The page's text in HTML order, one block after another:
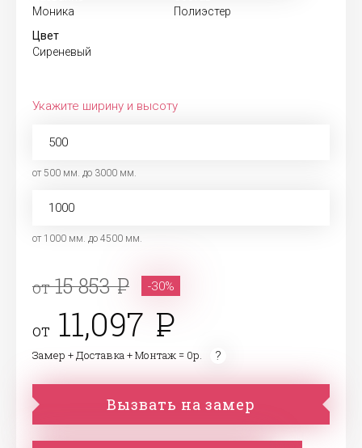
Моника
Полиэстер
Цвет
Сиреневый
Укажите ширину и высоту
от 500 мм. до 3000 мм.
от 1000 мм. до 4500 мм.
от15 853 -30%
от 11,097
Замер + Доставка + Монтаж = 0р.
Вызвать на замер